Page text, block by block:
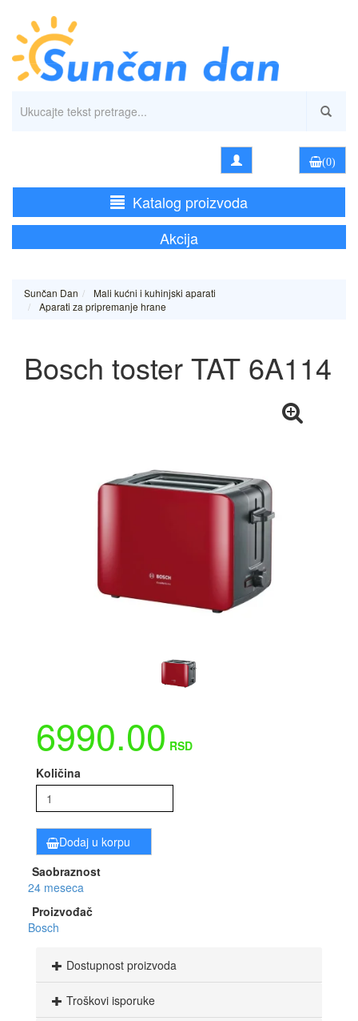
(0)
Katalog proizvoda
Akcija
Sunčan Dan
Mali kućni i kuhinjski aparati
Aparati za pripremanje hrane
Bosch toster TAT 6A114
6990.00 RSD
Količina
Dodaj u korpu
Saobraznost
24 meseca
Proizvođač
Bosch
Dostupnost proizvoda
Troškovi isporuke